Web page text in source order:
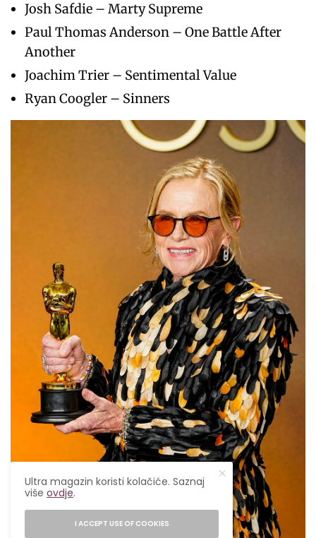
Josh Safdie – Marty Supreme
Paul Thomas Anderson – One Battle After
Another
Joachim Trier – Sentimental Value
Ryan Coogler – Sinners
Ultra magazin koristi kolačiće. Saznaj
višeovdje.
I ACCEPT USE OF COOKIES